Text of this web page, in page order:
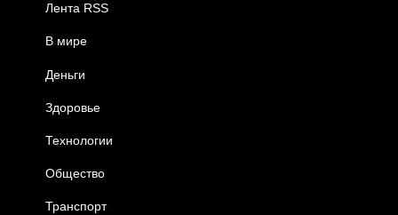
Лента RSS
В мире
Деньги
Здоровье
Технологии
Общество
Транспорт